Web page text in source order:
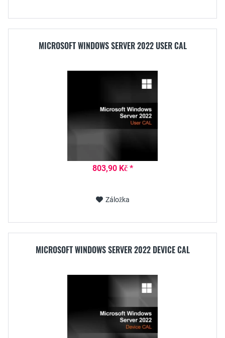
MICROSOFT WINDOWS SERVER 2022 USER CAL
803,90 Kč *
Záložka
MICROSOFT WINDOWS SERVER 2022 DEVICE CAL